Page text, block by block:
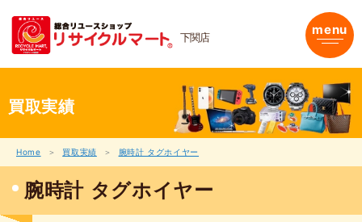
キ
プ
下関店 menu
買取実績
Home 買取実績 腕時計 タグホイヤー
腕時計 タグホイヤー